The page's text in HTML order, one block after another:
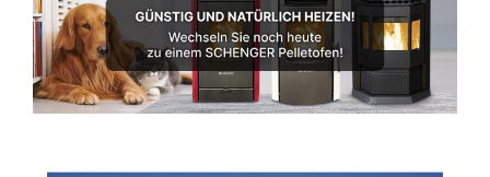
PRODUCTS
SEARCH